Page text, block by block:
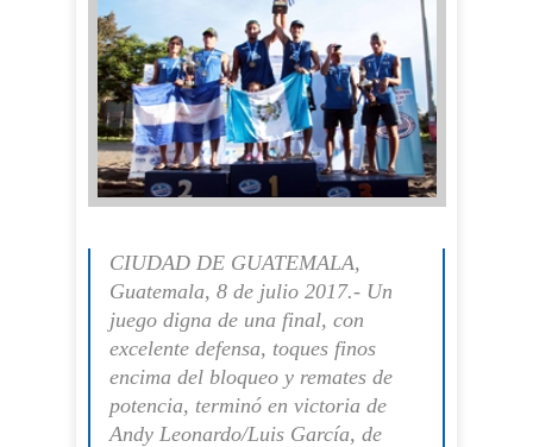
CIUDAD DE GUATEMALA,
Guatemala, 8 de julio 2017.- Un
juego digna de una final, con
excelente defensa, toques finos
encima del bloqueo y remates de
potencia, terminó en victoria de
Andy Leonardo/Luis García, de